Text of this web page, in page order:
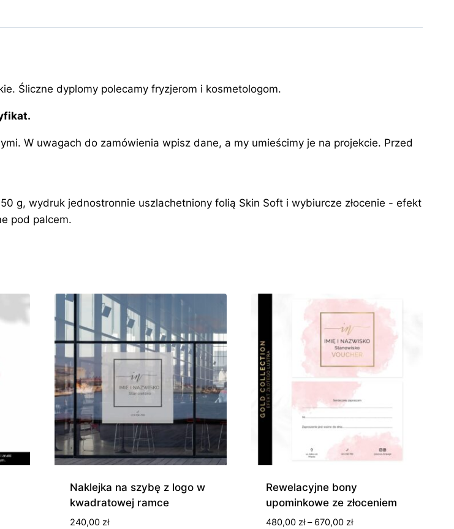
Śliczne dyplomy polecamy fryzjerom i kosmetologom.
W uwagach do zamówienia wpisz dane, a my umieścimy je na projekcie. Przed
g, wydruk jednostronnie uszlachetniony folią Skin Soft i wybiurcze złocenie - efekt
pod palcem.
Naklejka na szybę z logo w
kwadratowej ramce
240,00 zł
Rewelacyjne bony
upominkowe ze złoceniem
480,00 zł – 670,00 złZakres